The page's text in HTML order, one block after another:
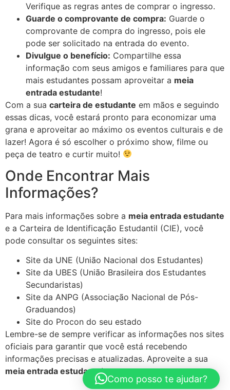
Verifique as regras antes de comprar o ingresso.
Guarde o comprovante de compra: Guarde o
comprovante de compra do ingresso, pois ele
pode ser solicitado na entrada do evento.
Divulgue o benefício: Compartilhe essa
informação com seus amigos e familiares para que
mais estudantes possam aproveitar a meia
entrada estudante!
Com a sua carteira de estudante em mãos e seguindo
essas dicas, você estará pronto para economizar uma
grana e aproveitar ao máximo os eventos culturais e de
lazer! Agora é só escolher o próximo show, filme ou
peça de teatro e curtir muito!
Onde Encontrar Mais
Informações?
Para mais informações sobre a meia entrada estudante
e a Carteira de Identificação Estudantil (CIE), você
pode consultar os seguintes sites:
Site da UNE (União Nacional dos Estudantes)
Site da UBES (União Brasileira dos Estudantes
Secundaristas)
Site da ANPG (Associação Nacional de Pós-
Graduandos)
Site do Procon do seu estado
Lembre-se de sempre verificar as informações nos sites
oficiais para garantir que você está recebendo
informações precisas e atualizadas. Aproveite a sua
meia entrada estudante!
Como posso te ajudar?